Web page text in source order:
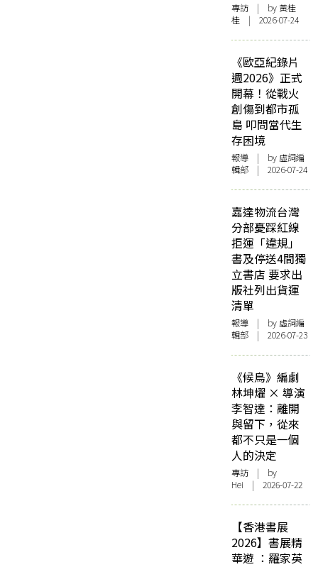
專訪 | by 黃桂
桂 | 2026-07-24
《歐亞紀錄片
週2026》正式
開幕！從戰火
創傷到都市孤
島 叩問當代生
存困境
報導 | by 虛詞編
輯部 | 2026-07-24
嘉達物流台灣
分部憂踩紅線
拒運「違規」
書及停送4間獨
立書店 要求出
版社列出貨運
清單
報導 | by 虛詞編
輯部 | 2026-07-23
《候鳥》編劇
林坤燿 × 導演
李智達：離開
與留下，從來
都不只是一個
人的決定
專訪 | by
Hei | 2026-07-22
【香港書展
2026】書展精
華遊 ：羅家英